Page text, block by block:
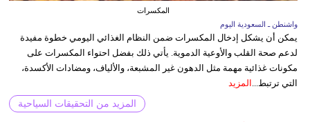
المكسرات
واشنطن ـ السعودية اليوم
يمكن أن يشكل إدخال المكسرات ضمن النظام الغذائي اليومي خطوة مفيدة
لدعم صحة القلب والأوعية الدموية. يأتي ذلك بفضل احتواء المكسرات على
مكونات غذائية مهمة مثل الدهون غير المشبعة، والألياف، ومضادات الأكسدة،
التي ترتبط... المزيد
المزيد من التحقيقات السياحية